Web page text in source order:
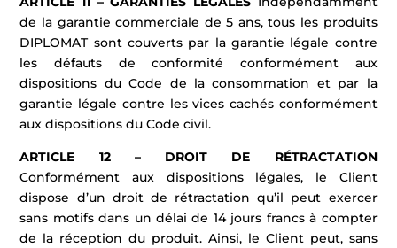
de la garantie commerciale de 5 ans, tous les produits
DIPLOMAT sont couverts par la garantie légale contre
les défauts de conformité conformément aux
dispositions du Code de la consommation et par la
garantie légale contre les vices cachés conformément
aux dispositions du Code civil.
ARTICLE 12 – DROIT DE RÉTRACTATION
Conformément aux dispositions légales, le Client
dispose d’un droit de rétractation qu’il peut exercer
sans motifs dans un délai de 14 jours francs à compter
de la réception du produit. Ainsi, le Client peut, sans